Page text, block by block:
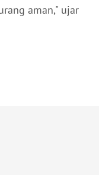
aman," ujar